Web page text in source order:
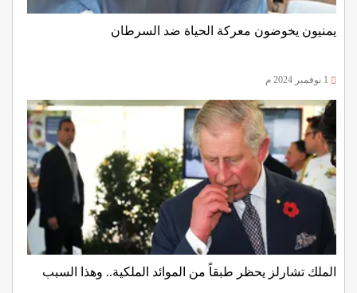
يمنيون يخوضون معركة الحياة ضد السرطان
الملك تشارلز يحظر طبقاً من الموائد الملكية.. وهذا السبب